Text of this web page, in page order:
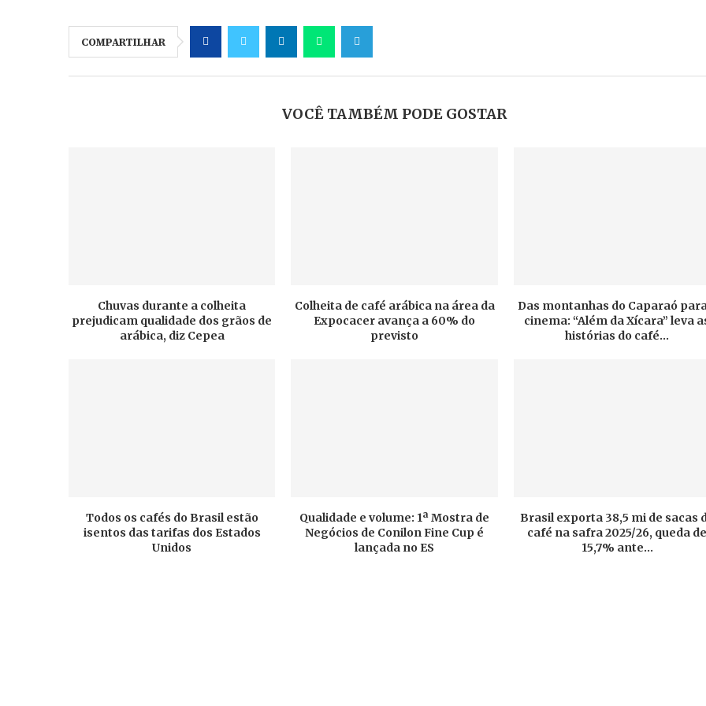
COMPARTILHAR
VOCÊ TAMBÉM PODE GOSTAR
Chuvas durante a colheita
prejudicam qualidade dos grãos de
arábica, diz Cepea
Colheita de café arábica na área da
Expocacer avança a 60% do
previsto
Das montanhas do Caparaó
cinema: “Além da Xícara” leva
histórias do café...
Todos os cafés do Brasil estão
isentos das tarifas dos Estados
Unidos
Qualidade e volume: 1ª Mostra de
Negócios de Conilon Fine Cup é
lançada no ES
Brasil exporta 38,5 mi de sacas
café na safra 2025/26, queda
15,7% ante...